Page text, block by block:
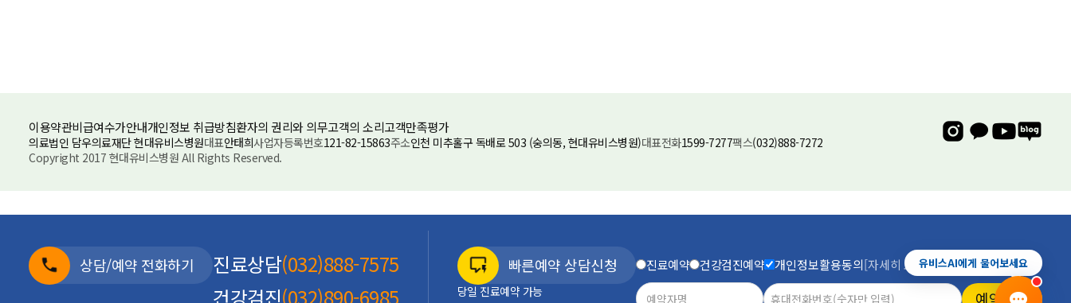
이용약관비급여수가안내개인정보 취급방침환자의 권리와 의무고객의 소리고객만족평가
의료법인 담우의료재단 현대유비스병원대표안태희사업자등록번호121-82-15863주소인천 미추홀구 독배로 503 (숭의동, 현대유비스병원)대표전화1599-7277팩스(032)888-7272
Copyright 2017 현대유비스병원 All Rights Reserved.
상담/예약 전화하기 진료상담(032)888-7575
건강검진(032)890-6985
빠른예약 상담신청
당일 진료예약 가능
진료예약 건강검진예약 개인정보활용동의[자세히 보기]
예약하기
유비스AI에게 물어보세요